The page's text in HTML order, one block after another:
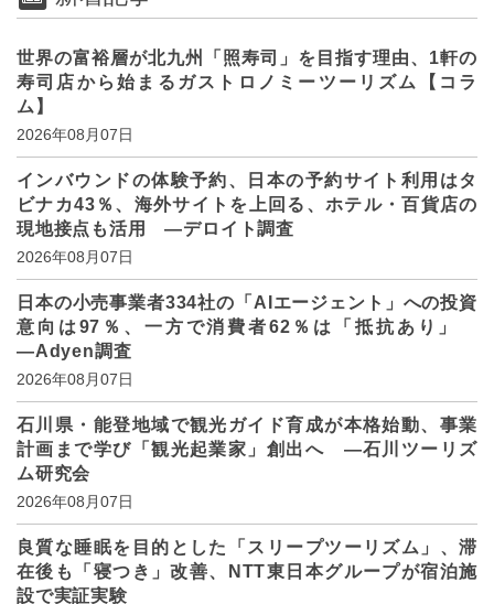
世界の富裕層が北九州「照寿司」を目指す理由、1軒の
寿司店から始まるガストロノミーツーリズム【コラ
ム】
2026年08月07日
インバウンドの体験予約、日本の予約サイト利用はタ
ビナカ43％、海外サイトを上回る、ホテル・百貨店の
現地接点も活用 ―デロイト調査
2026年08月07日
日本の小売事業者334社の「AIエージェント」への投資
意向は97％、一方で消費者62％は「抵抗あり」
―Adyen調査
2026年08月07日
石川県・能登地域で観光ガイド育成が本格始動、事業
計画まで学び「観光起業家」創出へ ―石川ツーリズ
ム研究会
2026年08月07日
良質な睡眠を目的とした「スリープツーリズム」、滞
在後も「寝つき」改善、NTT東日本グループが宿泊施
設で実証実験